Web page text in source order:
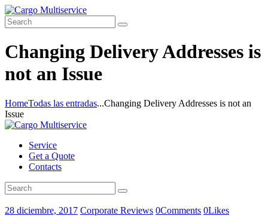
Changing Delivery Addresses is
not an Issue
HomeTodas las entradas...Changing Delivery Addresses is not an
Issue
Service
Get a Quote
Contacts
28 diciembre, 2017 Corporate Reviews 0Comments 0Likes